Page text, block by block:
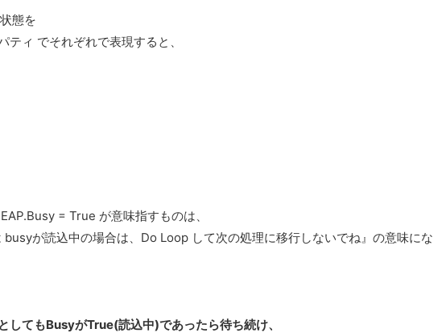
態を
ィ でそれぞれで表現すると、
= True が意味指すものは、
busyが読込中の場合は、Do Loop して次の処理に移行しないでね』の意味にな
てもBusyがTrue(読込中)であったら待ち続け、